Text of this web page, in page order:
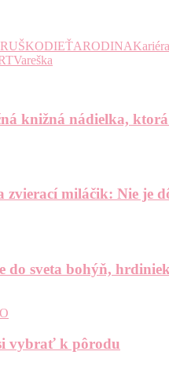
DIEŤARODINAKariéra
Vareška
knižná nádielka,
zvierací miláčik: Nie je
do sveta bohýň,
vybrať k pôrodu